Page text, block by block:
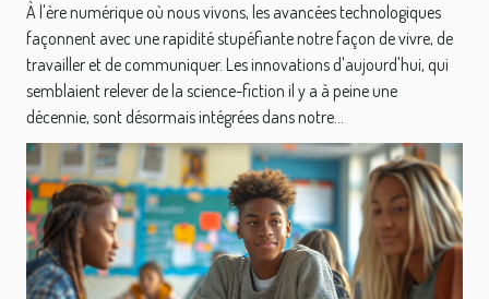
À l'ère numérique où nous vivons, les avancées technologiques
façonnent avec une rapidité stupéfiante notre façon de vivre, de
travailler et de communiquer. Les innovations d'aujourd'hui, qui
semblaient relever de la science-fiction il y a à peine une
décennie, sont désormais intégrées dans notre...